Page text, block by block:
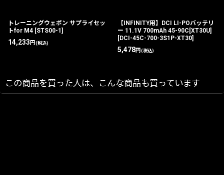
トレーニングウェポン サプライセッ
トfor M4 [STS00-1 ]
14,233 円(税込)
【INFINITY用】DCI LI-POバッテリ
ー 11.1V 700mAh 45-90C[XT30U]
[DCI-45C-700-3S1P-XT30]
5,478円(税込)
この商品を買った人は、こんな商品も買っています